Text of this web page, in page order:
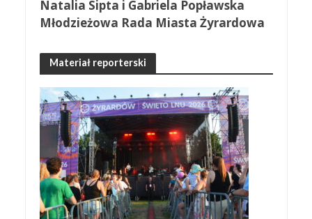
Natalia Sipta i Gabriela Popławska
Młodzieżowa Rada Miasta Żyrardowa
Materiał reporterski